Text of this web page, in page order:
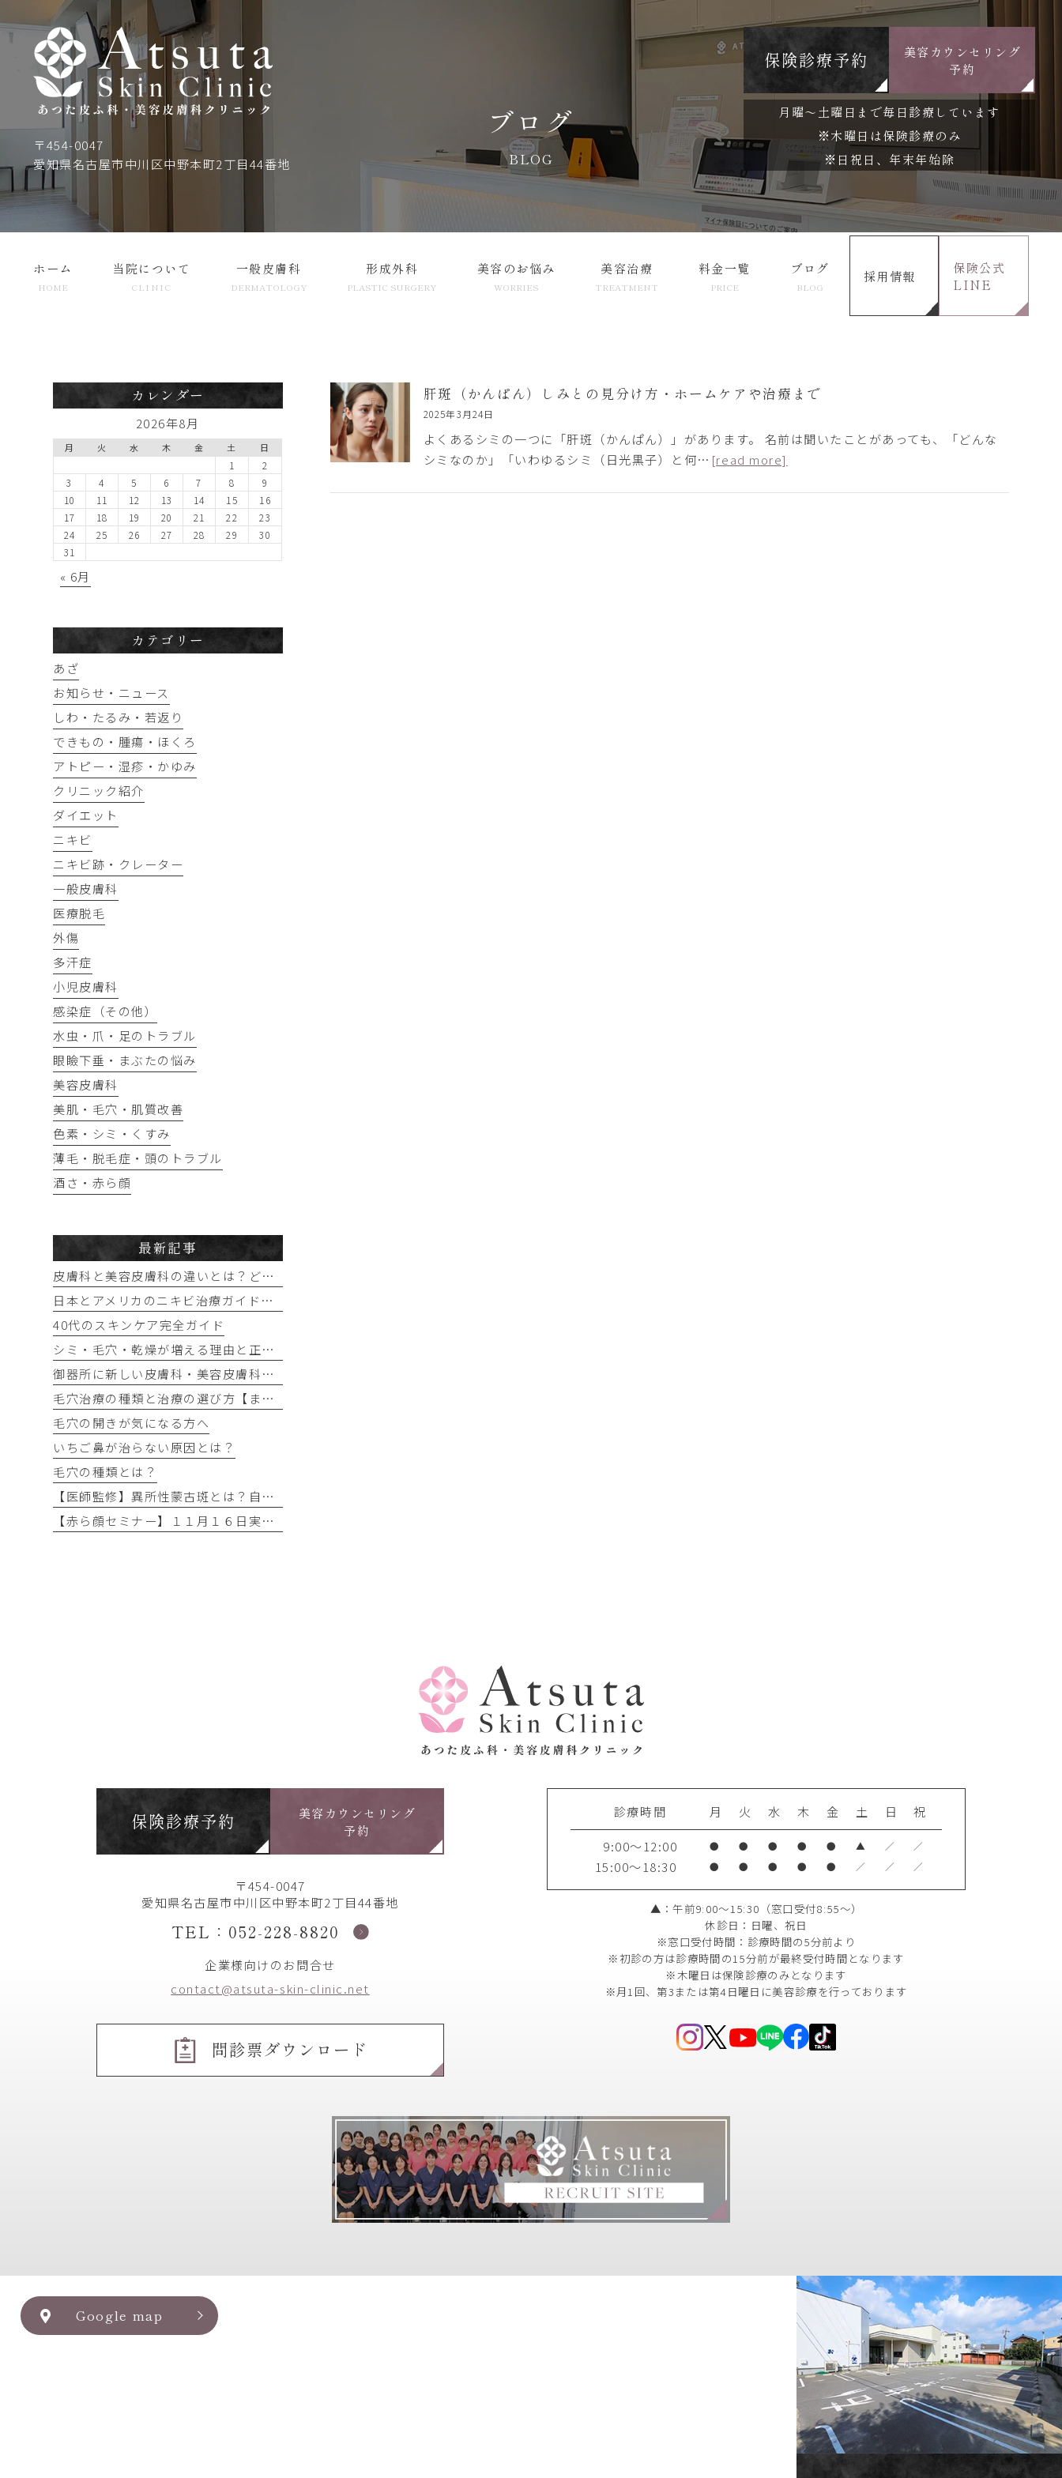
〒454-0047
愛知県名古屋市中川区中野本町2丁目44番地
保険診療予約
美容カウンセリング
予約
月曜～土曜日まで毎日診療しています
※木曜日は保険診療のみ
※日祝日、年末年始除
ブログ
BLOG
ホーム
HOME
当院について
CLINIC
一般皮膚科
DERMATOLOGY
形成外科
PLASTIC SURGERY
美容のお悩み
WORRIES
美容治療
TREATMENT
料金一覧
PRICE
ブログ
BLOG
採用情報
保険公式
LINE
肝斑（かんぱん）しみとの見分け方・ホームケアや治療まで
2025年3月24日
よくあるシミの一つに「肝斑（かんぱん）」があります。 名前は聞いたことがあっても、「どんな
シミなのか」「いわゆるシミ（日光黒子）と何… [read more]
カレンダー
2026年8月
月 火 水 木 金 土 日
1
2
3
4 5 6 7 8
9
10
11 12 13 14 15
16
17
18 19 20 21 22
23
24
25 26 27 28 29
30
31
« 6月
カテゴリー
あざ
お知らせ・ニュース
しわ・たるみ・若返り
できもの・腫瘍・ほくろ
アトピー・湿疹・かゆみ
クリニック紹介
ダイエット
ニキビ
ニキビ跡・クレーター
一般皮膚科
医療脱毛
外傷
多汗症
小児皮膚科
感染症（その他）
水虫・爪・足のトラブル
眼瞼下垂・まぶたの悩み
美容皮膚科
美肌・毛穴・肌質改善
色素・シミ・くすみ
薄毛・脱毛症・頭のトラブル
酒さ・赤ら顔
最新記事
皮膚科と美容皮膚科の違いとは？どっちに行けばいい？
日本とアメリカのニキビ治療ガイドラインの違い｜保険診療ではできない治療と自費治療の選択肢
40代のスキンケア完全ガイド
シミ・毛穴・乾燥が増える理由と正しい対策
御器所に新しい皮膚科・美容皮膚科を開院予定です（2027年秋）
毛穴治療の種類と治療の選び方【まとめ】
毛穴の開きが気になる方へ
いちご鼻が治らない原因とは？
毛穴の種類とは？
【医師監修】異所性蒙古斑とは？自然には消えない？名古屋市なら保険適用で無料治療できるケースを解説
【赤ら顔セミナー】１１月１６日実施予定！！
保険診療予約
美容カウンセリング
予約
〒454-0047
愛知県名古屋市中川区中野本町2丁目44番地
TEL：052-228-8820
企業様向けのお問合せ
contact@atsuta-skin-clinic.net
問診票ダウンロード
診療時間 月 火 水 木 金 土 日
祝
9:00～12:00
● ● ● ● ● ▲ ／ ／
15:00～18:30 ● ● ● ● ● ／ ／ ／
▲：午前9:00～15:30 （窓口受付8:55～）
休診日：日曜、祝日
※窓口受付時間：診療時間の5分前より
※初診の方は診療時間の15分前が最終受付時間となります
※木曜日は保険診療のみとなります
※月1回、第3または第4日曜日に美容診療を行っております
Google map